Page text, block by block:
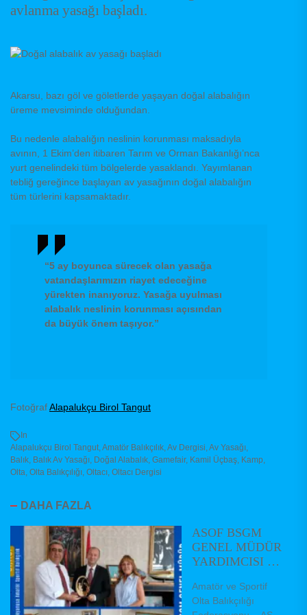
avlanma yasağı başladı.
Akarsu, bazı göl ve göletlerde yaşayan doğal alabalığın
üreme mevsiminde olduğundan.
Bu nedenle alabalığın neslinin korunması maksadıyla
avının, 1 Ekim’den itibaren Tarım ve Orman Bakanlığı’nca
yurt genelindeki tüm bölgelerde yasaklandı. Yayımlanan
tebliğ gereğince başlayan av yasağının doğal alabalığın
tüm türlerini kapsamaktadır.
“5 ay boyunca sürecek olan yasağa
vatandaşlarımızın riayet edeceğine
yürekten inanıyoruz. Yasağa uyulması
alabalık neslinin korunması açısından
da büyük önem taşıyor.”
FotoğrafAlapalukçu Birol Tangut
In
Alapalukçu Birol Tangut,Amatör Balıkçılık,Av Dergisi,Av Yasağı,
Balık, Balık Av Yasağı, Doğal Alabalık, Gamefair, Kamil Üçbaş, Kamp,
Olta, Olta Balıkçılığı, Oltacı, Oltacı Dergisi
DAHA FAZLA
ASOF BSGM
GENEL MÜDÜR
YARDIMCISI VE
BAŞKANLARINI
ZİYARET ETTİ
Amatör ve Sportif
Olta Balıkçılığı